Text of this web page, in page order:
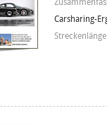
Carsharing-
Streckenlänge: